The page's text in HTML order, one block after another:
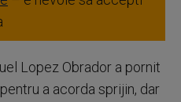
Lopez Obrador a pornit
a acorda sprijin, dar